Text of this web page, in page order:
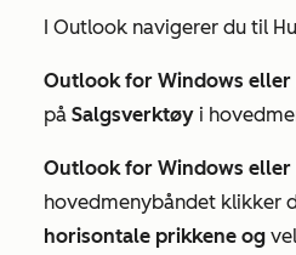
I Outlook navigerer du til
Outlook for Windows eller
på Salgsverktøy i
Outlook for Windows eller
hovedmenybåndet klikker
horisontale prikkene og